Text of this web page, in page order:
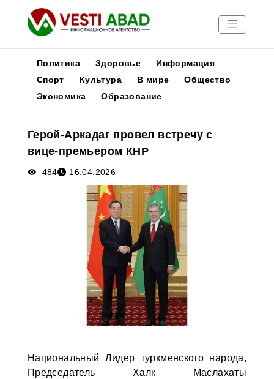
Новости
Медиа
Афиша
Политика Здоровье
Информация
Спорт
Культура В мире
Общество
Экономика
Образование
Герой-Аркадаг провел встречу с
вице-премьером КНР
484 16.04.2026
Национальный Лидер туркменского народа,
Председатель Халк Маслахаты